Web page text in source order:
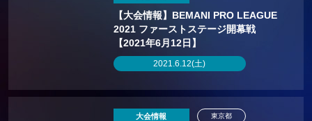
【大会情報】BEMANI PRO LEAGUE
2021 ファーストステージ開幕戦
【2021年6月12日】
2021.6.12(土)
大会情報 東京都